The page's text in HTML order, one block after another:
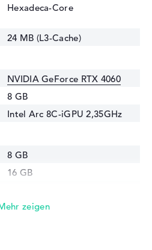
Hexadeca-Core
24 MB (L3-Cache)
NVIDIA GeForce RTX 4060
8 GB
Intel Arc 8C-iGPU 2,35GHz
8 GB
16 GB
DDR5 - 5600 MHZ